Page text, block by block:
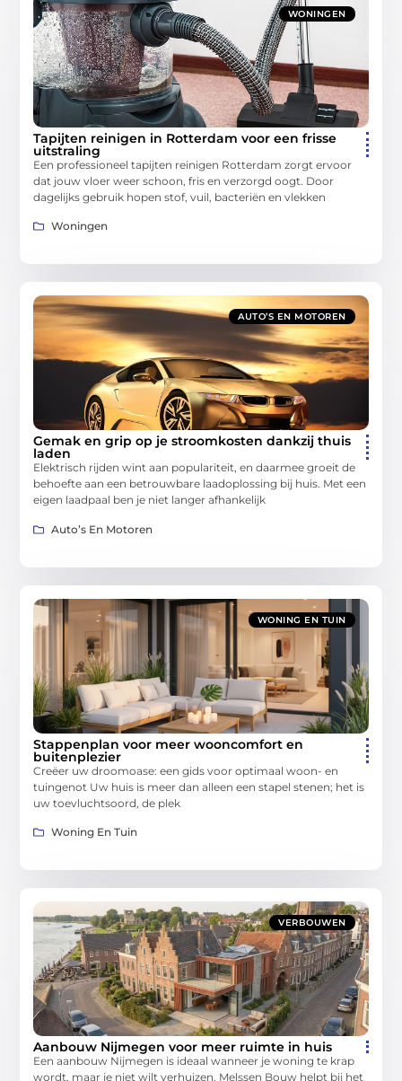
WONINGEN
Tapijten reinigen in Rotterdam voor een frisse
uitstraling
Een professioneel tapijten reinigen Rotterdam zorgt ervoor
dat jouw vloer weer schoon, fris en verzorgd oogt. Door
dagelijks gebruik hopen stof, vuil, bacteriën en vlekken
Woningen
AUTO’S EN MOTOREN
Gemak en grip op je stroomkosten dankzij thuis
laden
Elektrisch rijden wint aan populariteit, en daarmee groeit de
behoefte aan een betrouwbare laadoplossing bij huis. Met een
eigen laadpaal ben je niet langer afhankelijk
Auto’s En Motoren
WONING EN TUIN
Stappenplan voor meer wooncomfort en
buitenplezier
Creëer uw droomoase: een gids voor optimaal woon- en
tuingenot Uw huis is meer dan alleen een stapel stenen; het is
uw toevluchtsoord, de plek
Woning En Tuin
VERBOUWEN
Aanbouw Nijmegen voor meer ruimte in huis
Een aanbouw Nijmegen is ideaal wanneer je woning te krap
wordt, maar je niet wilt verhuizen. Melssen Bouw helpt bij het